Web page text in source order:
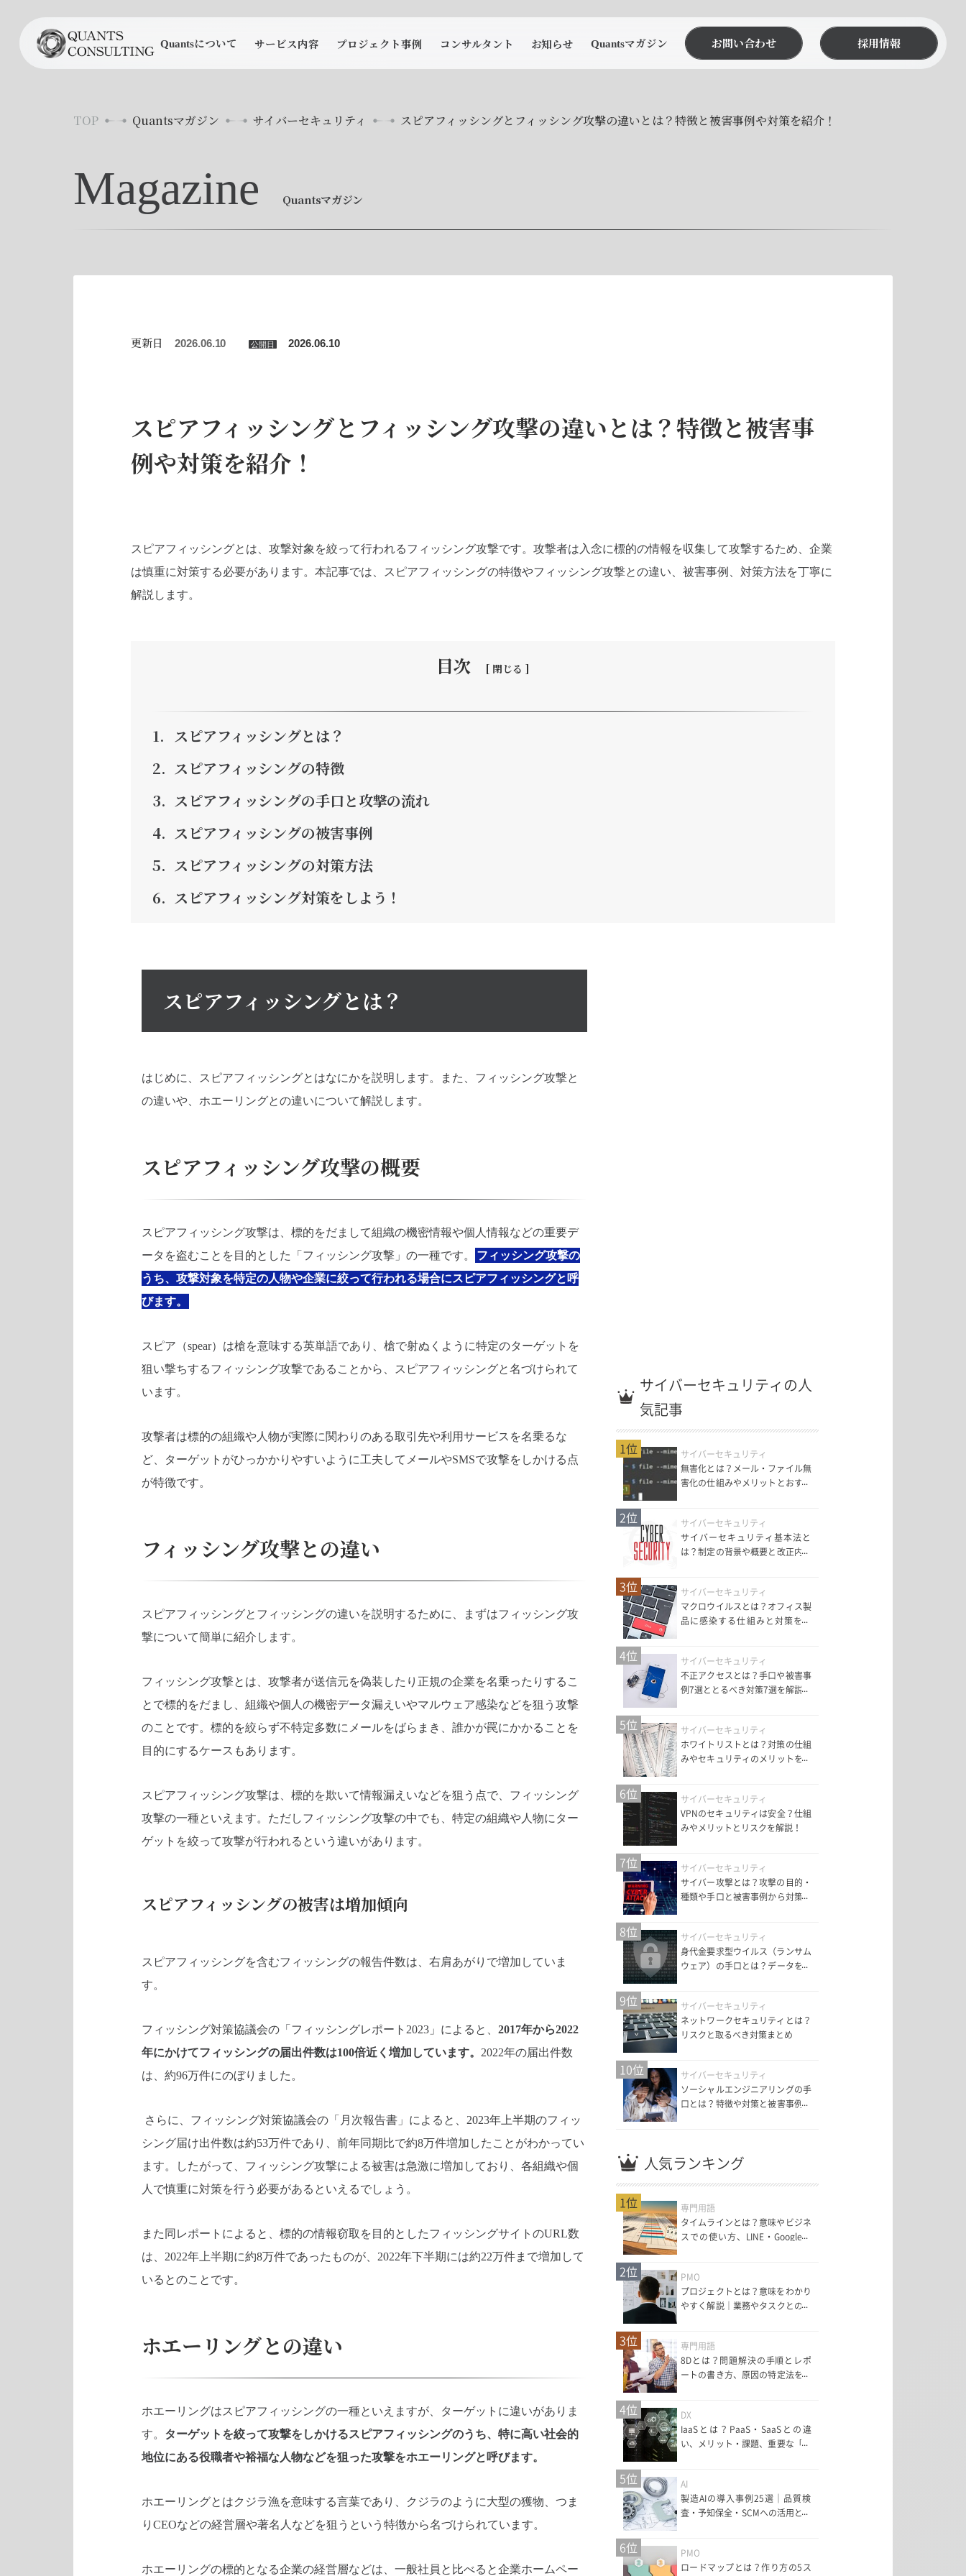
Quantsについて サービス内容 プロジェクト事例 コンサルタント お知らせ Quantsマガジン お問い合わせ 採用情報
TOP Quantsマガジン サイバーセキュリティ スピアフィッシングとフィッシング攻撃の違いとは？特徴と被害事例や対策を紹介！
Magazine Quantsマガジン
更新日 2026.06.10 公開日 2026.06.10
スピアフィッシングとフィッシング攻撃の違いとは？特徴と被害事
例や対策を紹介！
スピアフィッシングとは、攻撃対象を絞って行われるフィッシング攻撃です。攻撃者は入念に標的の情報を収集して攻撃するため、企業
は慎重に対策する必要があります。本記事では、スピアフィッシングの特徴やフィッシング攻撃との違い、被害事例、対策方法を丁寧に
解説します。
目次
スピアフィッシングとは？
スピアフィッシングの特徴
スピアフィッシングの手口と攻撃の流れ
スピアフィッシングの被害事例
スピアフィッシングの対策方法
スピアフィッシング対策をしよう！
スピアフィッシングとは？
はじめに、スピアフィッシングとはなにかを説明します。また、フィッシング攻撃と
の違いや、ホエーリングとの違いについて解説します。
スピアフィッシング攻撃の概要
スピアフィッシング攻撃は、標的をだまして組織の機密情報や個人情報などの重要デ
ータを盗むことを目的とした「フィッシング攻撃」の一種です。
フィッシング攻撃の
うち、攻撃対象を特定の人物や企業に絞って行われる場合にスピアフィッシングと呼
びます。
スピア（spear）は槍を意味する英単語であり、槍で射ぬくように特定のターゲットを
狙い撃ちするフィッシング攻撃であることから、スピアフィッシングと名づけられて
います。
攻撃者は標的の組織や人物が実際に関わりのある取引先や利用サービスを名乗るな
ど、ターゲットがひっかかりやすいように工夫してメールやSMSで攻撃をしかける点
が特徴です。
フィッシング攻撃との違い
スピアフィッシングとフィッシングの違いを説明するために、まずはフィッシング攻
撃について簡単に紹介します。
フィッシング攻撃とは、攻撃者が送信元を偽装したり正規の企業を名乗ったりするこ
とで標的をだまし、組織や個人の機密データ漏えいやマルウェア感染などを狙う攻撃
のことです。標的を絞らず不特定多数にメールをばらまき、誰かが罠にかかることを
目的にするケースもあります。
スピアフィッシング攻撃は、標的を欺いて情報漏えいなどを狙う点で、フィッシング
攻撃の一種といえます。ただしフィッシング攻撃の中でも、特定の組織や人物にター
ゲットを絞って攻撃が行われるという違いがあります。
スピアフィッシングの被害は増加傾向
スピアフィッシングを含むフィッシングの報告件数は、右肩あがりで増加していま
す。
フィッシング対策協議会の「フィッシングレポート2023」によると、 2017年から2022
年にかけてフィッシングの届出件数は100倍近く増加しています。 2022年の届出件数
は、約96万件にのぼりました。
さらに、フィッシング対策協議会の「月次報告書」によると、2023年上半期のフィッ
シング届け出件数は約53万件であり、前年同期比で約8万件増加したことがわかってい
ます。したがって、フィッシング攻撃による被害は急激に増加しており、各組織や個
人で慎重に対策を行う必要があるといえるでしょう。
また同レポートによると、標的の情報窃取を目的としたフィッシングサイトのURL数
は、2022年上半期に約8万件であったものが、2022年下半期には約22万件まで増加して
いるとのことです。
ホエーリングとの違い
ホエーリングはスピアフィッシングの一種といえますが、ターゲットに違いがありま
す。 ターゲットを絞って攻撃をしかけるスピアフィッシングのうち、特に高い社会的
地位にある役職者や裕福な人物などを狙った攻撃をホエーリングと呼びます。
ホエーリングとはクジラ漁を意味する言葉であり、クジラのように大型の獲物、つま
りCEOなどの経営層や著名人などを狙うという特徴から名づけられています。
ホエーリングの標的となる企業の経営層などは、一般社員と比べると企業ホームペー
サイバーセキュリティの人
気記事
サイバーセキュリティ
無害化とは？メール・ファイル無
害化の仕組みやメリットとおすす
1位
サイバーセキュリティ
サイバーセキュリティ基本法と
は？制定の背景や概要と改正内容
2位
サイバーセキュリティ
マクロウイルスとは？オフィス製
品に感染する仕組みと対策を解
3位
サイバーセキュリティ
不正アクセスとは？手口や被害事
例7選ととるべき対策7選を解説！
4位
サイバーセキュリティ
ホワイトリストとは？対策の仕組
みやセキュリティのメリットを解
5位
サイバーセキュリティ
VPNのセキュリティは安全？仕組
みやメリットとリスクを解説！
6位
サイバーセキュリティ
サイバー攻撃とは？攻撃の目的・
種類や手口と被害事例から対策を
7位
サイバーセキュリティ
身代金要求型ウイルス（ランサム
ウェア）の手口とは？データを守
8位
サイバーセキュリティ
ネットワークセキュリティとは？
リスクと取るべき対策まとめ
9位
サイバーセキュリティ
ソーシャルエンジニアリングの手
口とは？特徴や対策と被害事例を
10位
人気ランキング
専門用語
タイムラインとは？意味やビジネ
スでの使い方、LINE・Googleマ
1位
PMO
プロジェクトとは？意味をわかり
やすく解説｜業務やタスクとの違
2位
専門用語
8Dとは？問題解決の手順とレポ
ートの書き方、原因の特定法を解
3位
DX
IaaSとは？PaaS・SaaSとの違
い、メリット・課題、重要な「責
4位
AI
製造AIの導入事例25選｜品質検
査・予知保全・SCMへの活用とメ
5位
PMO
ロードマップとは？作り方の5ス
6位